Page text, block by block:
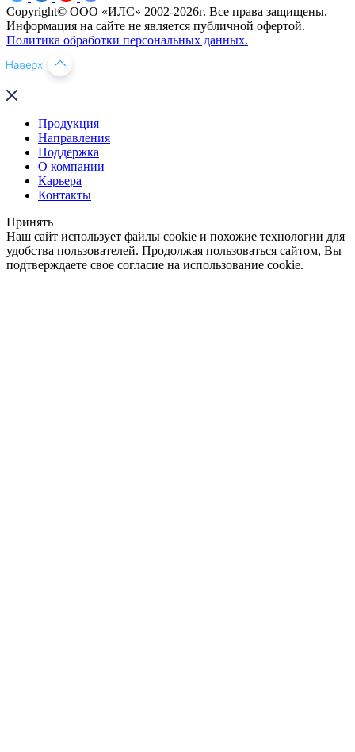
Copyright© ООО «ИЛС» 2002-2026г. Все права защищены.
Информация на сайте не является публичной офертой.
Политика обработки персональных данных.
Продукция
Направления
Поддержка
О компании
Карьера
Контакты
Принять
Наш сайт использует файлы cookie и похожие технологии для
удобства пользователей. Продолжая пользоваться сайтом, Вы
подтверждаете свое согласие на использование cookie.